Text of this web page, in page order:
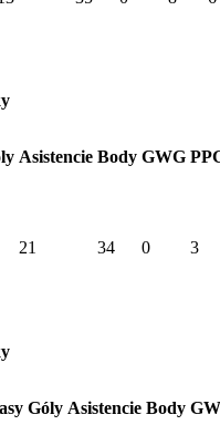
Asistencie Body GWG
21 34 0 3
Góly Asistencie Body